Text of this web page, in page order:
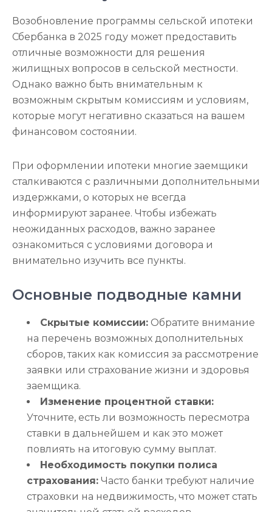
Возобновление программы сельской ипотеки
Сбербанка в 2025 году может предоставить
отличные возможности для решения
жилищных вопросов в сельской местности.
Однако важно быть внимательным к
возможным скрытым комиссиям и условиям,
которые могут негативно сказаться на вашем
финансовом состоянии.
При оформлении ипотеки многие заемщики
сталкиваются с различными дополнительными
издержками, о которых не всегда
информируют заранее. Чтобы избежать
неожиданных расходов, важно заранее
ознакомиться с условиями договора и
внимательно изучить все пункты.
Основные подводные камни
Скрытые комиссии: Обратите внимание
на перечень возможных дополнительных
сборов, таких как комиссия за рассмотрение
заявки или страхование жизни и здоровья
заемщика.
Изменение процентной ставки:
Уточните, есть ли возможность пересмотра
ставки в дальнейшем и как это может
повлиять на итоговую сумму выплат.
Необходимость покупки полиса
страхования: Часто банки требуют наличие
страховки на недвижимость, что может стать